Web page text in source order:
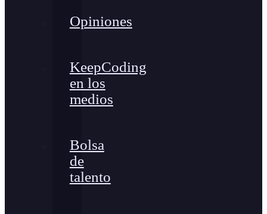
Opiniones
KeepCoding
en los
medios
Bolsa
de
talento